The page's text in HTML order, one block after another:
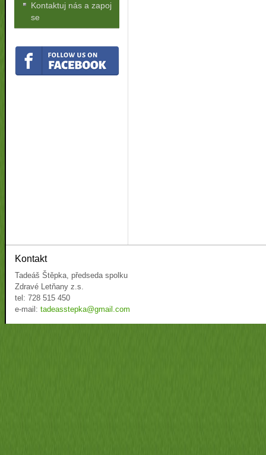
Kontaktuj nás a zapoj
se
Kontakt
Tadeáš Štěpka, předseda spolku
Zdravé Letňany z.s.
tel: 728 515 450
e-mail: tadeasstepka@gmail.com